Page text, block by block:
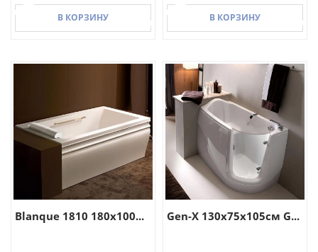
В КОРЗИНУ В КОРЗИНУ
В КОРЗИНУ
Blanque 1810 180x100... Gen-X 130х75х105см G...